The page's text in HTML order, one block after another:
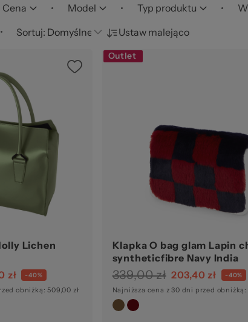
Sortuj: Ustaw malejąco
Cena Model Typ produktu
Lichen
zł -40%
obniżką: 509,00 zł
Outlet
Klapka O bag glam Lapin
syntheticfibre Navy India
339,00 zł 203,40 zł -40%
Najniższa cena z 30 dni przed obniżką: